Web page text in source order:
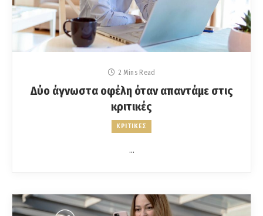
2 Mins Read
Δύο άγνωστα οφέλη όταν απαντάμε στις
κριτικές
ΚΡΙΤΙΚΕΣ
…